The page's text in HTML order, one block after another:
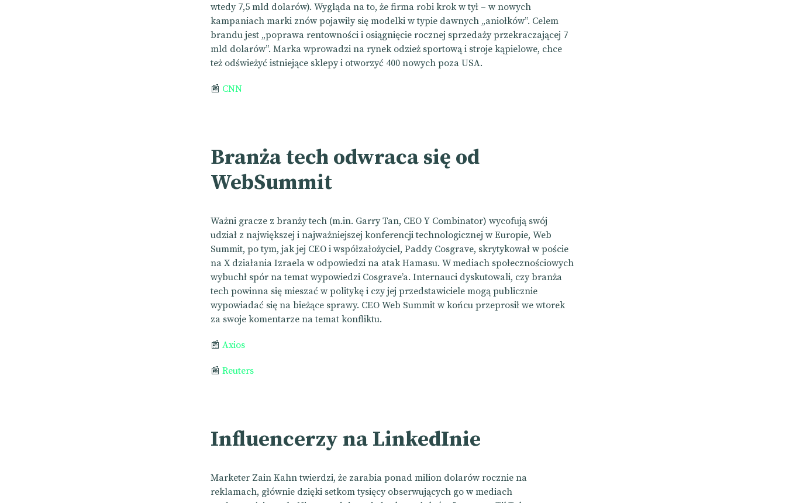
wtedy 7,5 mld dolarów). Wygląda na to, że firma robi krok w tył – w nowych
kampaniach marki znów pojawiły się modelki w typie dawnych „aniołków”. Celem
brandu jest „poprawa rentowności i osiągnięcie rocznej sprzedaży przekraczającej 7
mld dolarów”. Marka wprowadzi na rynek odzież sportową i stroje kąpielowe, chce
też odświeżyć istniejące sklepy i otworzyć 400 nowych poza USA.
📰 CNN
Branża tech odwraca się od
WebSummit
Ważni gracze z branży tech (m.in. Garry Tan, CEO Y Combinator) wycofują swój
udział z największej i najważniejszej konferencji technologicznej w Europie, Web
Summit, po tym, jak jej CEO i współzałożyciel, Paddy Cosgrave, skrytykował w poście
na X działania Izraela w odpowiedzi na atak Hamasu. W mediach społecznościowych
wybuchł spór na temat wypowiedzi Cosgrave’a. Internauci dyskutowali, czy branża
tech powinna się mieszać w politykę i czy jej przedstawiciele mogą publicznie
wypowiadać się na bieżące sprawy. CEO Web Summit w końcu przeprosił we wtorek
za swoje komentarze na temat konfliktu.
📰 Axios
📰 Reuters
Influencerzy na LinkedInie
Marketer Zain Kahn twierdzi, że zarabia ponad milion dolarów rocznie na
reklamach, głównie dzięki setkom tysięcy obserwujących go w mediach